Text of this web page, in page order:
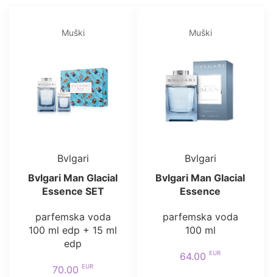
Muški
Bvlgari
Bvlgari Man Glacial
Essence SET
parfemska voda
100 ml edp + 15 ml
edp
70.00 EUR
Muški
Bvlgari
Bvlgari Man Glacial
Essence
parfemska voda
100 ml
64.00 EUR